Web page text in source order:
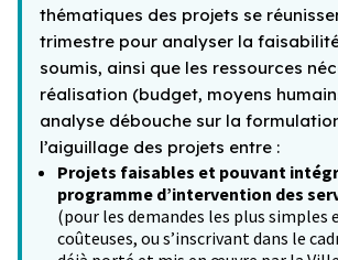
thématiques des projets se
trimestre pour analyser la
soumis, ainsi que les ressources
réalisation (budget, moyens
analyse débouche sur la
l’aiguillage des projets entre :
Projets faisables et pouvant
programme d’intervention des
(pour les demandes les plus simples
coûteuses, ou s’inscrivant dans le